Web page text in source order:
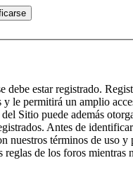
debe estar registrado.
y le permitirá un amplio
Sitio puede además
Antes de
nuestros términos de uso y
reglas de los foros mientras